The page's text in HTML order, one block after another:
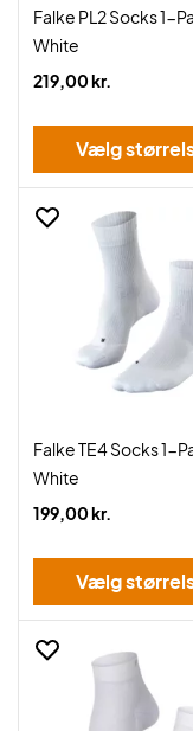
Falke PL2 Socks 1-
White
219,00 kr.
Vælg
Falke TE4 Socks 1-
White
199,00 kr.
Vælg